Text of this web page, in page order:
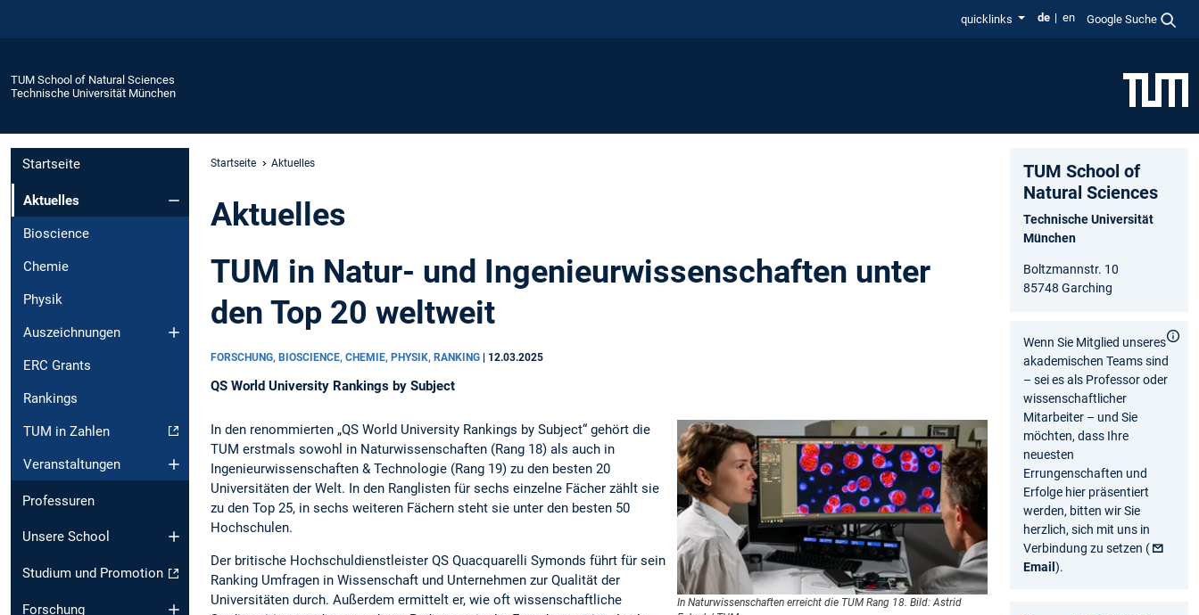
quicklinks de en Google Suche
TUM School of Natural Sciences
Technische Universität München
Startseite
Aktuelles
Bioscience
Chemie
Physik
Auszeichnungen
ERC Grants
Rankings
TUM in Zahlen
Veranstaltungen
Professuren
Unsere School
Studium und Promotion
Forschung
Startseite Aktuelles
Aktuelles
TUM in Natur- und Ingenieurwissenschaften unter
den Top 20 weltweit
FORSCHUNG, BIOSCIENCE, CHEMIE, PHYSIK, RANKING | 12.03.2025
QS World University Rankings by Subject
In Naturwissenschaften erreicht die TUM Rang 18. Bild: Astrid
In den renommierten „QS World University Rankings by Subject“ gehört die
TUM erstmals sowohl in Naturwissenschaften (Rang 18) als auch in
Ingenieurwissenschaften & Technologie (Rang 19) zu den besten 20
Universitäten der Welt. In den Ranglisten für sechs einzelne Fächer zählt sie
zu den Top 25, in sechs weiteren Fächern steht sie unter den besten 50
Hochschulen.
Der britische Hochschuldienstleister QS Quacquarelli Symonds führt für sein
Ranking Umfragen in Wissenschaft und Unternehmen zur Qualität der
Universitäten durch. Außerdem ermittelt er, wie oft wissenschaftliche
TUM School of
Natural Sciences
Technische Universität
München
Boltzmannstr. 10
85748 Garching
Wenn Sie Mitglied unseres
akademischen Teams sind
– sei es als Professor oder
wissenschaftlicher
Mitarbeiter – und Sie
möchten, dass Ihre
neuesten
Errungenschaften und
Erfolge hier präsentiert
werden, bitten wir Sie
herzlich, sich mit uns in
Verbindung zu setzen (
Email ).